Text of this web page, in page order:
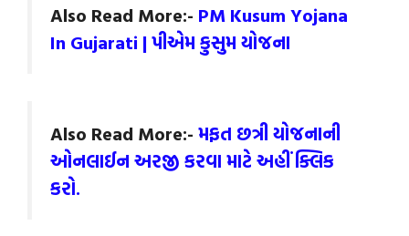
Also Read More:- PM Kusum Yojana
In Gujarati | પીએમ કુસુમ યોજના
Also Read More:- મફત છત્રી યોજનાની
ઓનલાઈન અરજી કરવા માટે અહીં ક્લિક
કરો.